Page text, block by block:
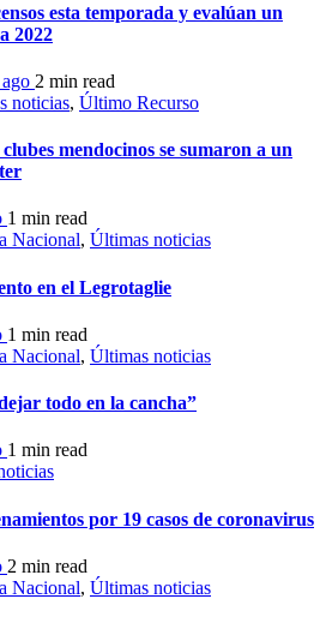
esta temporada y evalúan un
2022
2 min read
noticias, Último Recurso
mendocinos se sumaron a un
1 min read
Nacional, Últimas noticias
en el Legrotaglie
1 min read
Nacional, Últimas noticias
todo en la cancha”
1 min read
por 19 casos de coronavirus
2 min read
Nacional, Últimas noticias